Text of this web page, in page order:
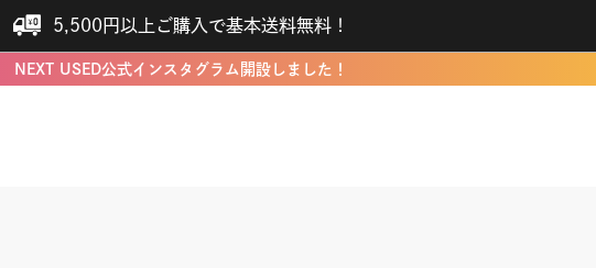
5,500円以上ご購入で基本送料無料！
NEXT USED公式インスタグラム開設しました！